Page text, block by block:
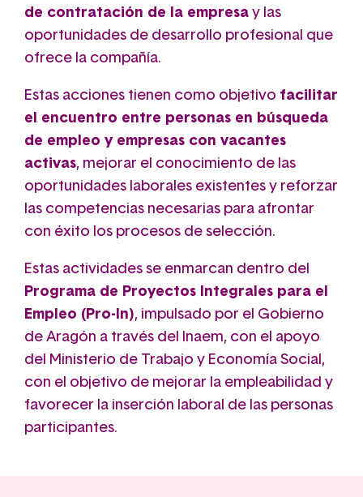
de contratación de la empresa y las
oportunidades de desarrollo profesional que
ofrece la compañía.
Estas acciones tienen como objetivo facilitar
el encuentro entre personas en búsqueda
de empleo y empresas con vacantes
activas, mejorar el conocimiento de las
oportunidades laborales existentes y reforzar
las competencias necesarias para afrontar
con éxito los procesos de selección.
Estas actividades se enmarcan dentro del
Programa de Proyectos Integrales para el
Empleo (Pro-In), impulsado por el Gobierno
de Aragón a través del Inaem, con el apoyo
del Ministerio de Trabajo y Economía Social,
con el objetivo de mejorar la empleabilidad y
favorecer la inserción laboral de las personas
participantes.